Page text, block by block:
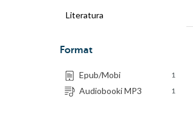
Literatura
Format
Epub/Mobi 1
Audiobooki MP3 1